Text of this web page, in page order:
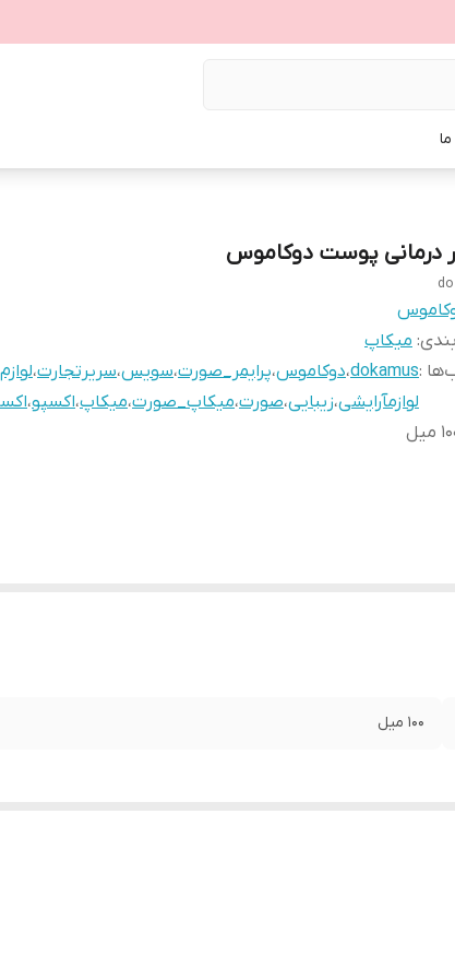
درمانی پوست دوکاموس
: میکاپ
:
dokamus،دوکاموس،پرایمر_صورت،سویس،سریرتجارت،
لوازمآرایشی،زیبایی،صورت،میکاپ_صورت،میکاپ،اکسپو،
میل
۱۰۰ میل